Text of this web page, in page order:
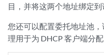
目，并将这两个地址绑定到
您还可以配置委托地址池
理用于为 DHCP 客户端分配